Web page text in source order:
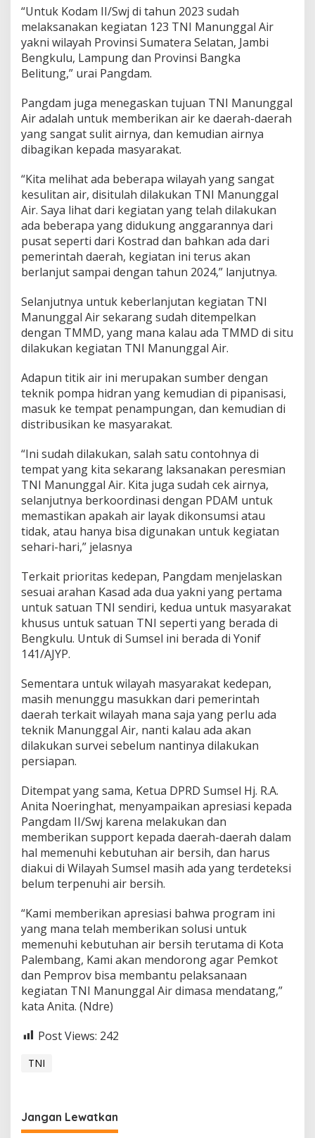
r
s
h
M
a
a
r
a
k
“Untuk Kodam II/Swj di tahun 2023 sudah
melaksanakan kegiatan 123 TNI Manunggal Air
yakni wilayah Provinsi Sumatera Selatan, Jambi
Bengkulu, Lampung dan Provinsi Bangka
Belitung,” urai Pangdam.
Pangdam juga menegaskan tujuan TNI Manunggal
Air adalah untuk memberikan air ke daerah-daerah
yang sangat sulit airnya, dan kemudian airnya
dibagikan kepada masyarakat.
“Kita melihat ada beberapa wilayah yang sangat
kesulitan air, disitulah dilakukan TNI Manunggal
Air. Saya lihat dari kegiatan yang telah dilakukan
ada beberapa yang didukung anggarannya dari
pusat seperti dari Kostrad dan bahkan ada dari
pemerintah daerah, kegiatan ini terus akan
berlanjut sampai dengan tahun 2024,” lanjutnya.
Selanjutnya untuk keberlanjutan kegiatan TNI
Manunggal Air sekarang sudah ditempelkan
dengan TMMD, yang mana kalau ada TMMD di situ
dilakukan kegiatan TNI Manunggal Air.
Adapun titik air ini merupakan sumber dengan
teknik pompa hidran yang kemudian di pipanisasi,
masuk ke tempat penampungan, dan kemudian di
distribusikan ke masyarakat.
“Ini sudah dilakukan, salah satu contohnya di
tempat yang kita sekarang laksanakan peresmian
TNI Manunggal Air. Kita juga sudah cek airnya,
selanjutnya berkoordinasi dengan PDAM untuk
memastikan apakah air layak dikonsumsi atau
tidak, atau hanya bisa digunakan untuk kegiatan
sehari-hari,” jelasnya
Terkait prioritas kedepan, Pangdam menjelaskan
sesuai arahan Kasad ada dua yakni yang pertama
untuk satuan TNI sendiri, kedua untuk masyarakat
khusus untuk satuan TNI seperti yang berada di
Bengkulu. Untuk di Sumsel ini berada di Yonif
141/AJYP.
Sementara untuk wilayah masyarakat kedepan,
masih menunggu masukkan dari pemerintah
daerah terkait wilayah mana saja yang perlu ada
teknik Manunggal Air, nanti kalau ada akan
dilakukan survei sebelum nantinya dilakukan
persiapan.
Ditempat yang sama, Ketua DPRD Sumsel Hj. R.A.
Anita Noeringhat, menyampaikan apresiasi kepada
Pangdam II/Swj karena melakukan dan
memberikan support kepada daerah-daerah dalam
hal memenuhi kebutuhan air bersih, dan harus
diakui di Wilayah Sumsel masih ada yang terdeteksi
belum terpenuhi air bersih.
“Kami memberikan apresiasi bahwa program ini
yang mana telah memberikan solusi untuk
memenuhi kebutuhan air bersih terutama di Kota
Palembang, Kami akan mendorong agar Pemkot
dan Pemprov bisa membantu pelaksanaan
kegiatan TNI Manunggal Air dimasa mendatang,”
kata Anita. (Ndre)
Post Views: 242
TNI
Jangan Lewatkan